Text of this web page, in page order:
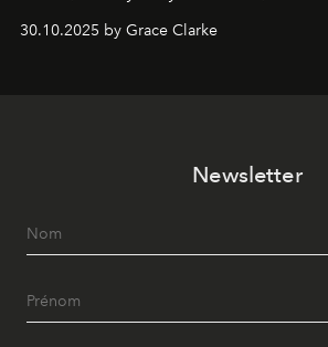
dates nord-américaines débutant en
30.10.2025 by Grace Clarke
Newsletter